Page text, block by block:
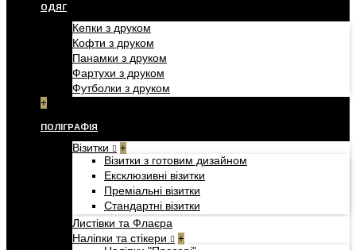
ОДЯГ
Кепки з друком
Кофти з друком
Панамки з друком
Фартухи з друком
Футболки з друком
+
ПОЛІГРАФІЯ
Візитки +
Візитки з готовим дизайном
Ексклюзивні візитки
Преміальні візитки
Стандартні візитки
Листівки та Флаєра
Наліпки та стікери
+